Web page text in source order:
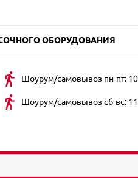
ОБОРУДОВАНИЯ
Шоурум/самовывоз пн-пт:
Шоурум/самовывоз сб-вс: